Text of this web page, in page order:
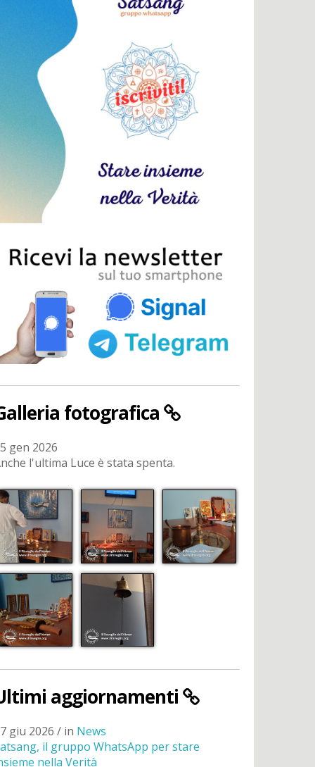
fotografica
gen 2026
l'ultima Luce è stata spenta.
aggiornamenti
giu 2026 / in News
il gruppo WhatsApp per stare
nella Verità